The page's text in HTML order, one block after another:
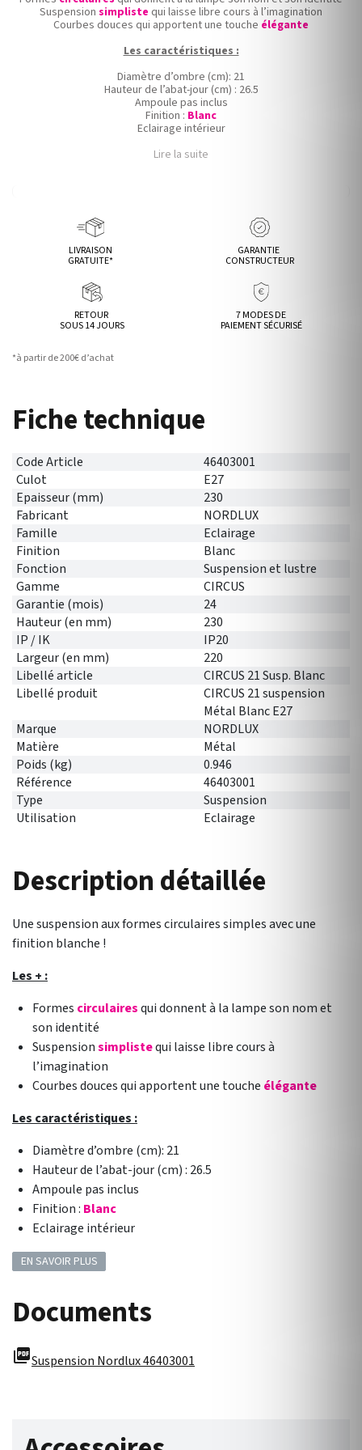
Suspension simpliste qui laisse libre cours à l’imagination
Courbes douces qui apportent une touche élégante
Les caractéristiques :
Diamètre d’ombre (cm): 21
Hauteur de l’abat-jour (cm) : 26.5
Ampoule pas inclus
Finition : Blanc
Eclairage intérieur
Lire la suite
LIVRAISON
GRATUITE*
GARANTIE
CONSTRUCTEUR
RETOUR
SOUS 14 JOURS
7 MODES DE
PAIEMENT SÉCURISÉ
*à partir de 200€ d’achat
Fiche technique
Code Article
46403001
Culot
E27
Epaisseur (mm)
230
Fabricant
NORDLUX
Famille
Eclairage
Finition
Blanc
Fonction
Suspension et lustre
Gamme
CIRCUS
Garantie (mois)
24
Hauteur (en mm)
230
IP / IK
IP20
Largeur (en mm)
220
Libellé article
CIRCUS 21 Susp. Blanc
Libellé produit
CIRCUS 21 suspension
Métal Blanc E27
Marque
NORDLUX
Matière
Métal
Poids (kg)
0.946
Référence
46403001
Type
Suspension
Utilisation
Eclairage
Description détaillée
Une suspension aux formes circulaires simples avec une
finition blanche !
Les + :
Formes circulairesqui donnent à la lampe son nom et
son identité
Suspensionsimplistequi laisse libre cours à
l’imagination
Courbes douces qui apportent une touche élégante
Les caractéristiques :
Diamètre d’ombre (cm): 21
Hauteur de l’abat-jour (cm) : 26.5
Ampoule pas inclus
Finition : Blanc
Eclairage intérieur
EN SAVOIR PLUS
Documents
picture_as_pdfSuspension Nordlux 46403001